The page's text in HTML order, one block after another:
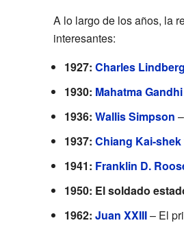
A lo largo de los años, la
interesantes:
1927: Charles
1930: Mahatma Gandhi
1936: Wallis Simpson
1937: Chiang Kai-shek
1941: Franklin D.
1950: El soldado
1962: Juan XXIII– El